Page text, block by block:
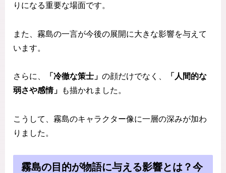
りになる重要な場面です。
また、霧島の一言が今後の展開に大きな影響を与えて
います。
さらに、 「冷徹な策士」 の顔だけでなく、
「人間的な
弱さや感情」
も描かれました。
こうして、霧島のキャラクター像に一層の深みが加わ
りました。
霧島の目的が物語に与える影響とは？今